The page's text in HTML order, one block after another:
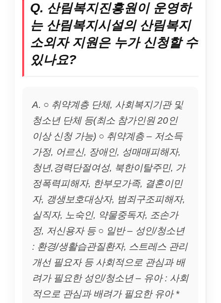
Q. 산림복지진흥원이 운영하
는 산림복지시설의 산림복지
소외자 지원은 누가 신청할 수
있나요?
A. ○ 취약계층 단체, 사회복지기관 및
청소년 단체 등(최소 참가인원 20인
이상 신청 가능) ○ 취약계층 – 저소득
가정, 어르신, 장애인, 성매매피해자,
청년,경력단절여성, 북한이탈주민, 가
정폭력피해자, 한부모가족, 결혼이민
자, 갱생보호대상자, 범죄구조피해자,
실직자, 노숙인, 약물중독자, 조손가
정, 저신용자 등 ○ 일반 – 성인/청소년
: 환경/생활습관질환자, 스트레스 관리
개선 필요자 등 사회적으로 관심과 배
려가 필요한 성인/청소년 – 유아 : 사회
적으로 관심과 배려가 필요한 유아 *